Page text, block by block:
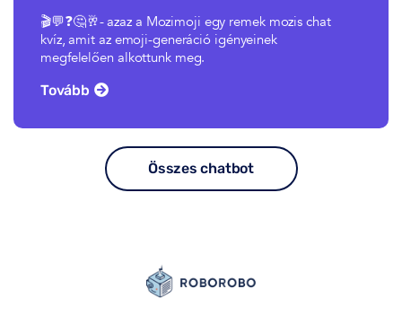
🎬💬❓🤔🥂- azaz a Mozimoji egy remek mozis chat
kvíz, amit az emoji-generáció igényeinek
megfelelően alkottunk meg.
Tovább
Összes chatbot